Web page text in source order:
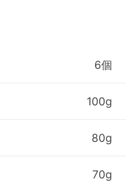
6個
100g
80g
70g